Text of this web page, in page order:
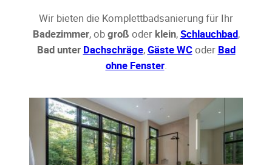
Wir bieten die Komplettbadsanierung für Ihr
Badezimmer, obgroß oder klein,Schlauchbad,
Bad unter Dachschräge,Gäste WCoder Bad
ohne Fenster.